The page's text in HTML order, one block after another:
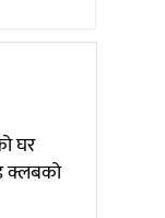
घर
क्लबको